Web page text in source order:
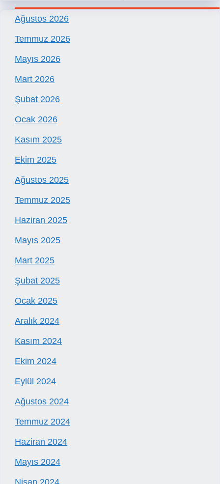
Ağustos 2026
Temmuz 2026
Mayıs 2026
Mart 2026
Şubat 2026
Ocak 2026
Kasım 2025
Ekim 2025
Ağustos 2025
Temmuz 2025
Haziran 2025
Mayıs 2025
Mart 2025
Şubat 2025
Ocak 2025
Aralık 2024
Kasım 2024
Ekim 2024
Eylül 2024
Ağustos 2024
Temmuz 2024
Haziran 2024
Mayıs 2024